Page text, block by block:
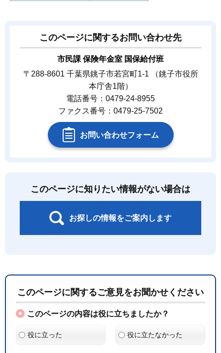
このページに関するお問い合わせ先
市民課 保険年金室 国保給付班
〒288-8601 千葉県銚子市若宮町1-1 （銚子市役所
本庁舎1階）
電話番号：0479-24-8955
ファクス番号：0479-25-7502
お問い合わせフォーム
このページに知りたい情報がない場合は
お探しの情報をご案内します
このページに関するご意見をお聞かせください
このページの内容は役に立ちましたか？
役に立った 役に立たなかった